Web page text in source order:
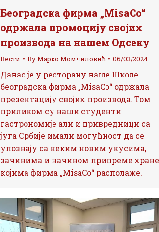
Београдска фирма „MisaCo“
одржала промоцију својих
производа на нашем Одсеку
Вести ByМарко Момчиловић 06/03/2024
Данас је у ресторану наше Школе
београдска фирма „MisaCo“ одржала
презентацију својих производа. Том
приликом су наши студенти
гастрономије али и привредници са
југа Србије имали могућност да се
упознају са неким новим укусима,
зачинима и начином припреме хране
којима фирма „МisaCo“ располаже.